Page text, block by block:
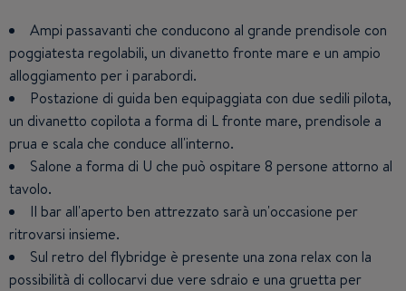
Ampi passavanti che conducono al grande prendisole con
poggiatesta regolabili, un divanetto fronte mare e un ampio
alloggiamento per i parabordi.
Postazione di guida ben equipaggiata con due sedili pilota,
un divanetto copilota a forma di L fronte mare, prendisole a
prua e scala che conduce all'interno.
Salone a forma di U che può ospitare 8 persone attorno al
tavolo.
Il bar all'aperto ben attrezzato sarà un'occasione per
ritrovarsi insieme.
Sul retro del flybridge è presente una zona relax con la
possibilità di collocarvi due vere sdraio e una gruetta per
La plancetta è dotata di una scaletta da bagno con
corrimano e di un gradino fronte mare utilizzabile come
seduta. Come opzione, la plancetta può essere sommergibile
(idraulica) con gradini integrati.
Le porte laterali della cucina e della postazione di guida, le
aperture laterali nella murata, le scale interne ed esterne
offrono sicurezza e facilità di movimento a bordo.
A prua, fronte mare, c'è la postazione di guida centrale
(con, a scelta, uno o due sedili pilota) e un utile divanetto
copilota
Cucina funzionale e completamente attrezzata, che può
essere separata dallo spazio abitativo.
La cabina armatoriale molto ampia occupa tutta la
larghezza al centro della barca e dispone di una
scrivania/toeletta e di un bagno privato.
La cabina VIP di prua è dotata di alloggiamenti e bagno
privato.
La 3a cabina con letti singoli e convertibili in letto
matrimoniale è dotata di un bagno con doccia che funge
anche da WC di giorno.
La cabina armatoriale può essere divisa in due per creare
una disposizione a 4 cabine. La cabina armatoriale si troverà
quindi a prua.
Lo spazio cabina a centro barca può essere configurato